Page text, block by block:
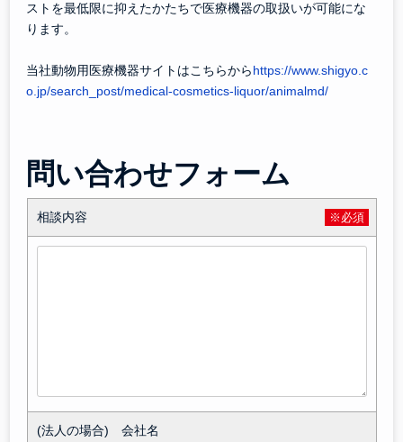
ストを最低限に抑えたかたちで医療機器の取扱いが可能にな
ります。
当社動物用医療機器サイトはこちらからhttps://www.shigyo.c
o.jp/search_post/medical-cosmetics-liquor/animalmd/
問い合わせフォーム
相談内容 ※必須
(法人の場合) 会社名